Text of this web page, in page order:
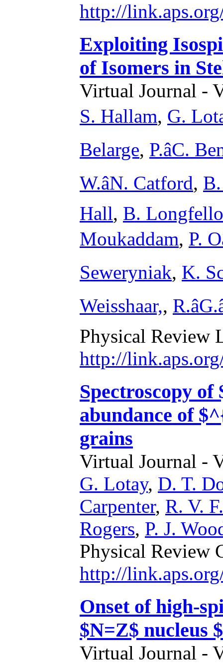
http://
Exploiting
of Isomers in
Virtual Journal -
S. Hallam, G.
Belarge, P.âC.
W.âN. Catford,
Hall, B.
Moukaddam, P.
Seweryniak, K.
Weisshaar,,
Physical Review
http://
Spectroscopy
abundance of
grains
Virtual Journal -
G. Lotay, D. T.
Carpenter, R. V.
Rogers, P. J.
Physical Review
http://
Onset of high-
$N=Z$ nucleus
Virtual Journal -